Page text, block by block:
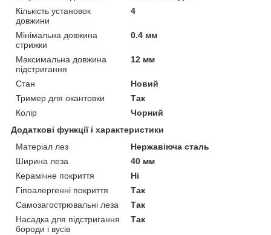
Кількість установок
довжини
4
Мінімальна довжина
стрижки
0.4 мм
Максимальна довжина
підстригання
12 мм
Стан
Новий
Тример для окантовки
Так
Колір
Чорний
Додаткові функції і характеристики
Матеріал лез
Нержавіюча сталь
Ширина леза
40 мм
Керамічне покриття
Ні
Гіпоалергенні покриття
Так
Самозагострювальні леза
Так
Насадка для підстригання
бороди і вусів
Так